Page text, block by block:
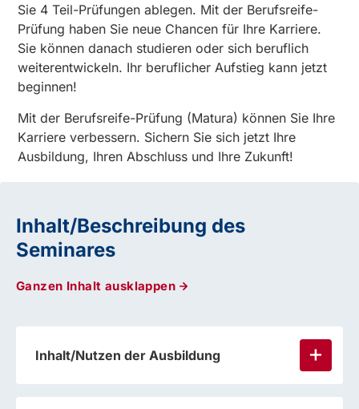
Sie 4 Teil-Prüfungen ablegen. Mit der Berufsreife-
Prüfung haben Sie neue Chancen für Ihre Karriere.
Sie können danach studieren oder sich beruflich
weiterentwickeln. Ihr beruflicher Aufstieg kann jetzt
beginnen!
Mit der Berufsreife-Prüfung (Matura) können Sie Ihre
Karriere verbessern. Sichern Sie sich jetzt Ihre
Ausbildung, Ihren Abschluss und Ihre Zukunft!
Inhalt/Beschreibung des
Seminares
Ganzen Inhalt ausklappen
Inhalt/Nutzen der Ausbildung